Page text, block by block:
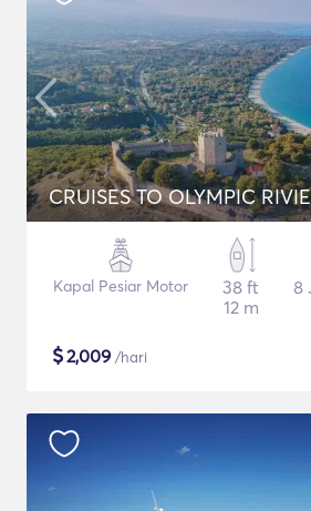
CRUISES TO OLYMPIC
Kapal Pesiar Motor
38 ft
12 m
8
$2,009 /hari